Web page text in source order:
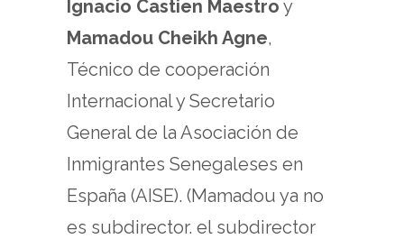
Ignacio Castien Maestro y
Mamadou Cheikh Agne,
Técnico de cooperación
Internacional y Secretario
General de la Asociación de
Inmigrantes Senegaleses en
España (AISE). (Mamadou ya no
es subdirector. el subdirector